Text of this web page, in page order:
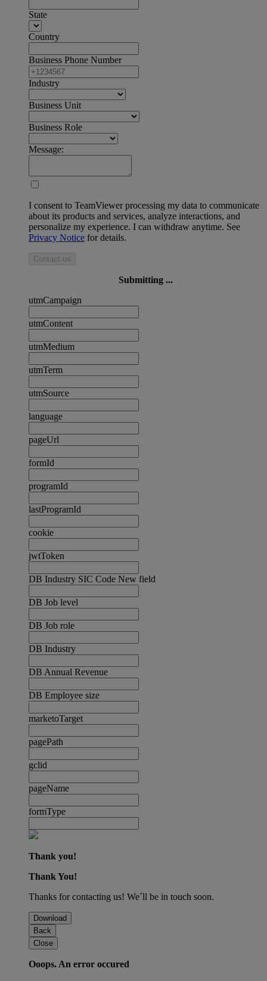
State
Country
Business Phone Number
Industry
Business Unit
Business Role
Message:
I consent to TeamViewer processing my data to communicate
about its products and services, analyze interactions, and
personalize my experience. I can withdraw anytime. See
Privacy Notice for details.
Contact us
Submitting ...
utmCampaign
utmContent
utmMedium
utmTerm
utmSource
language
pageUrl
formId
programId
lastProgramId
cookie
jwtToken
DB Industry SIC Code New field
DB Job level
DB Job role
DB Industry
DB Annual Revenue
DB Employee size
marketoTarget
pagePath
gclid
pageName
formType
Thank you!
Thank You!
Thanks for contacting us! We´ll be in touch soon.
Download
Back
Close
Ooops. An error occured